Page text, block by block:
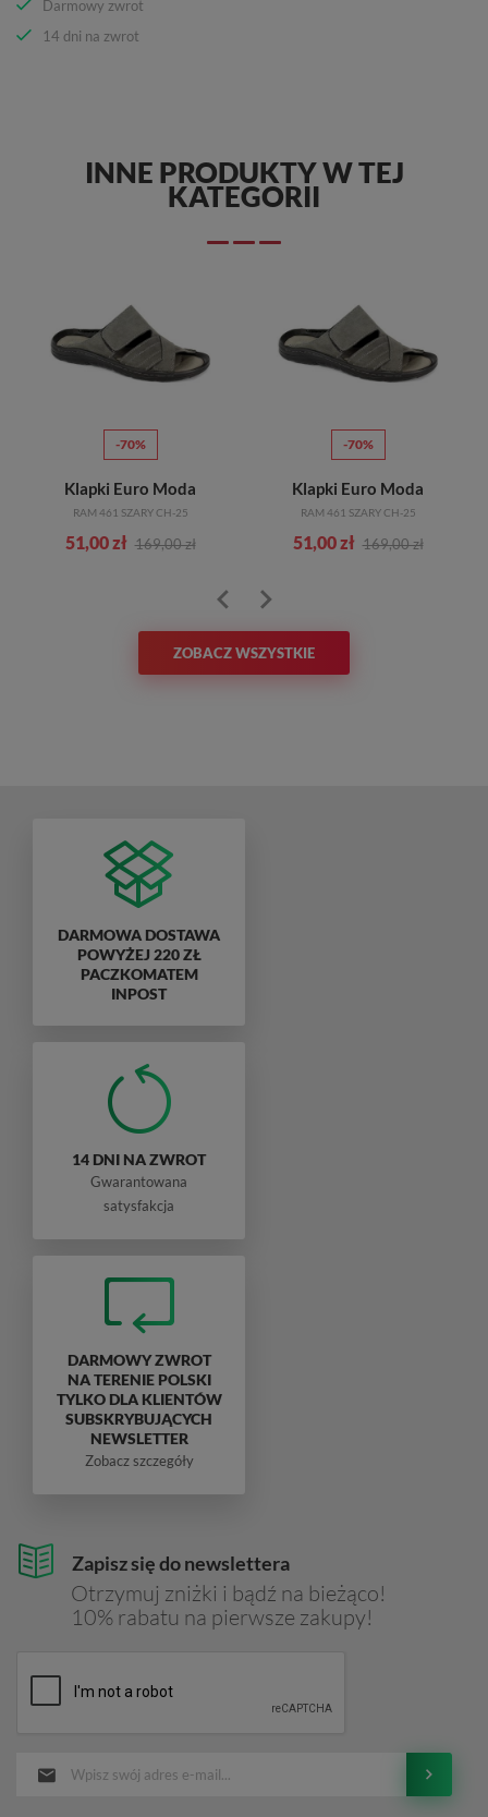
Darmowy zwrot
14 dni na zwrot
INNE PRODUKTY W TEJ
KATEGORII
-70%
Klapki Euro Moda
RAM 461 SZARY CH-25
51,00 zł 169,00 zł
-70%
Klapki Euro Moda
RAM 461 SZARY CH-25
51,00 zł 169,00 zł
ZOBACZ WSZYSTKIE
Zapisz się do newslettera
Otrzymuj zniżki i bądź na bieżąco!
10% rabatu na pierwsze zakupy!
DARMOWA DOSTAWA
POWYŻEJ 220 ZŁ
PACZKOMATEM
INPOST
14 DNI NA ZWROT
Gwarantowana
satysfakcja
DARMOWY ZWROT
NA TERENIE POLSKI
TYLKO DLA KLIENTÓW
SUBSKRYBUJĄCYCH
NEWSLETTER
Zobacz szczegóły